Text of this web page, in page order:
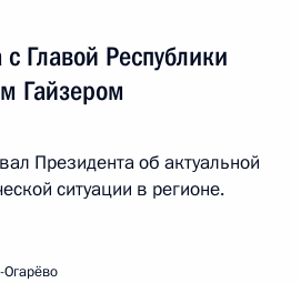
Главой Республики
Гайзером
Президента об актуальной
ситуации в регионе.